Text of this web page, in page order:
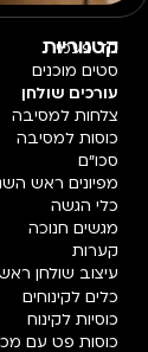
קטגוריות
חד פעמי
סטים מוכנים
עורכים שולחן
צלחות למסיבה
כוסות למסיבה
סכו"ם
מפיונים ראש
כלי הגשה
מגשים חנוכה
קערות
עיצוב שולחן
כלים לקינוחים
כוסיות לקינוח
כוסות פט עם